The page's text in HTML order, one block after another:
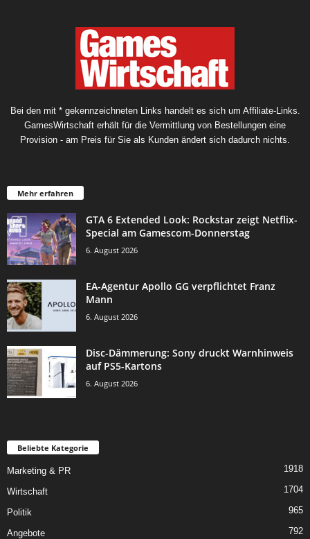
Bei den mit * gekennzeichneten Links handelt es sich um Affiliate-Links.
GamesWirtschaft erhält für die Vermittlung von Bestellungen eine
Provision - am Preis für Sie als Kunden ändert sich dadurch nichts.
Mehr erfahren
GTA 6 Extended Look: Rockstar zeigt Netflix-
Special am Gamescom-Donnerstag
6. August 2026
EA-Agentur Apollo GG verpflichtet Franz
Mann
6. August 2026
Disc-Dämmerung: Sony druckt Warnhinweis
auf PS5-Kartons
6. August 2026
Beliebte Kategorie
Marketing & PR 1918
Wirtschaft 1704
Politik 965
Angebote 792